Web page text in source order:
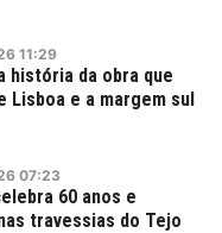
11:29
história da obra que
Lisboa e a margem sul
07:23
60 anos e
travessias do Tejo